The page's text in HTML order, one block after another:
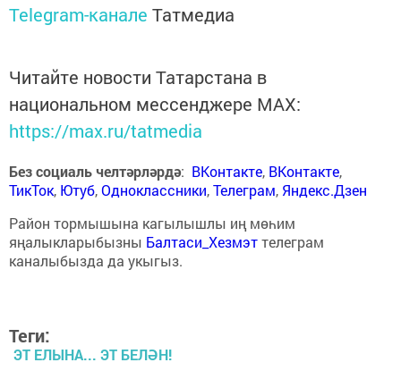
Telegram-канале Татмедиа
Читайте новости Татарстана в
национальном мессенджере MАХ:
https://max.ru/tatmedia
Без социаль челтәрләрдә: ВКонтакте, ВКонтакте,
ТикТок, Ютуб,Одноклассники,Телеграм, Яндекс.Дзен
Район тормышына кагылышлы иң мөһим
яңалыкларыбызны Балтаси_Хезмэттелеграм
каналыбызда да укыгыз.
Теги:
ЭТ ЕЛЫНА... ЭТ БЕЛӘН!